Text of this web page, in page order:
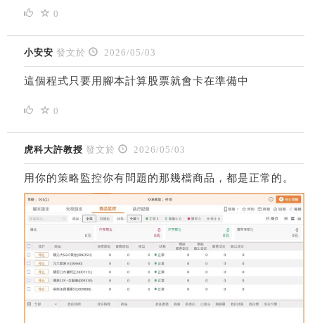
0
小安安 發文於 2026/05/03
這個程式只要用腳本計算股票就會卡在準備中
0
虎科大許教授 發文於 2026/05/03
用你的策略監控你有問題的那幾檔商品，都是正常的。